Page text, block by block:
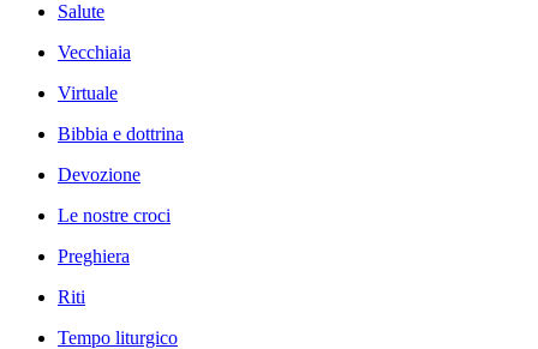
Salute
Vecchiaia
Virtuale
Bibbia e dottrina
Devozione
Le nostre croci
Preghiera
Riti
Tempo liturgico